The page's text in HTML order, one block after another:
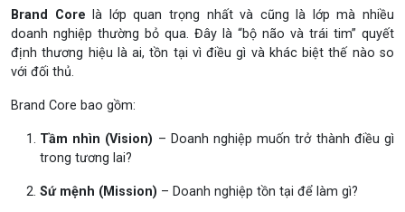
Brand Core là lớp quan trọng nhất và cũng là lớp mà nhiều
doanh nghiệp thường bỏ qua. Đây là “bộ não và trái tim” quyết
định thương hiệu là ai, tồn tại vì điều gì và khác biệt thế nào so
với đối thủ.
Brand Core bao gồm:
Tầm nhìn (Vision) – Doanh nghiệp muốn trở thành điều gì
trong tương lai?
Sứ mệnh (Mission) – Doanh nghiệp tồn tại để làm gì?